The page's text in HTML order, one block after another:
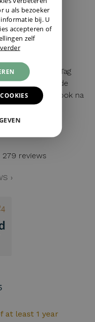
Nederland
hier gekochte Tag
ik vroeg wat de
Top service ook na
279 reviews
›
at least 1 year
u als bezoeker
bij. U
accepteren of
zelf